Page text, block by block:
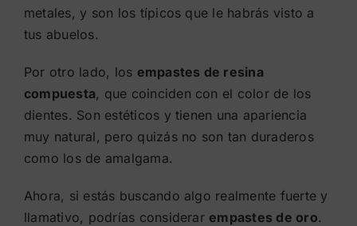
metales, y son los típicos que le habrás visto a
tus abuelos.
Por otro lado, los empastes de resina
compuesta, que coinciden con el color de los
dientes. Son estéticos y tienen una apariencia
muy natural, pero quizás no son tan duraderos
como los de amalgama.
Ahora, si estás buscando algo realmente fuerte y
llamativo, podrías considerar empastes de oro.